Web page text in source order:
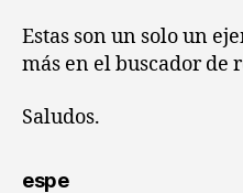
Estas son un solo un
más en el buscador de
Saludos.
espedice: